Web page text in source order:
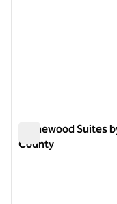
Homewood Suites
County